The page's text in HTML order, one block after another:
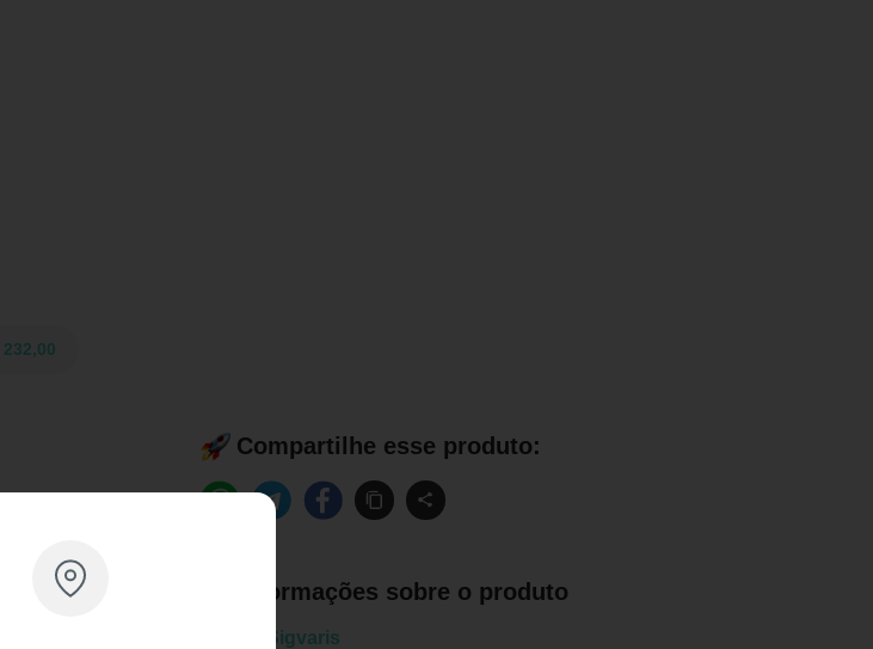
232,00
Compartilhe esse produto:
Informações sobre o produto
Sigvaris